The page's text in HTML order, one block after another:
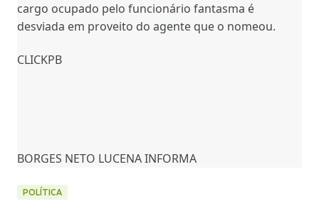
cargo ocupado pelo funcionário fantasma é
desviada em proveito do agente que o nomeou.
CLICKPB
BORGES NETO LUCENA INFORMA
POLÍTICA